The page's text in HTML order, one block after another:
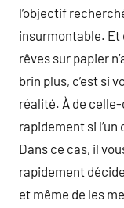
l’objectif
insurmontable. Et
rêves sur papier
brin plus, c’est si
réalité. À de
rapidement si l’un
Dans ce cas, il
rapidement
et même de les